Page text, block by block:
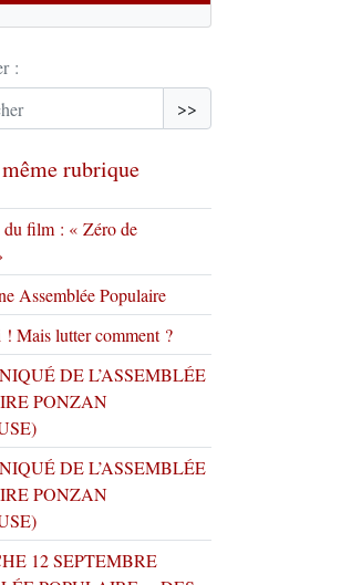
:
>>
rubrique
du film : « Zéro de
Assemblée Populaire
Mais lutter comment ?
DE L’ASSEMBLÉE
PONZAN
DE L’ASSEMBLÉE
PONZAN
12 SEPTEMBRE